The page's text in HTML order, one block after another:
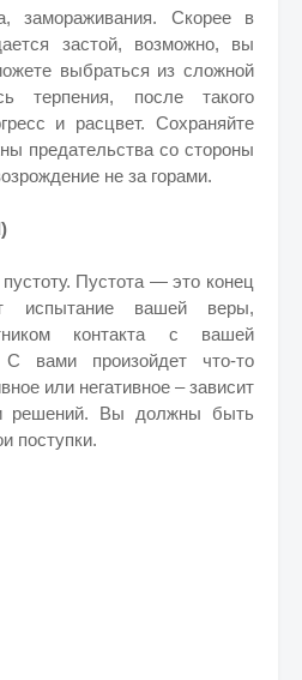
замораживания. Скорее в
застой, возможно, вы
выбраться из сложной
терпения, после такого
и расцвет. Сохраняйте
предательства со стороны
не за горами.
Пустота — это конец
испытание вашей веры,
контакта с вашей
С вами произойдет что-то
или негативное – зависит
решений. Вы должны быть
поступки.